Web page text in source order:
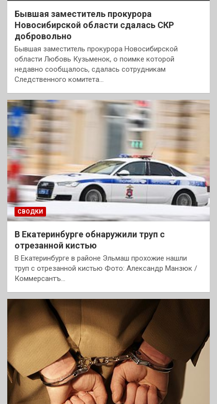
Бывшая заместитель прокурора
Новосибирской области сдалась СКР
добровольно
Бывшая заместитель прокурора Новосибирской
области Любовь Кузьменок, о поимке которой
недавно сообщалось, сдалась сотрудникам
Следственного комитета…
СВОДКИ
В Екатеринбурге обнаружили труп с
отрезанной кистью
В Екатеринбурге в районе Эльмаш прохожие нашли
труп с отрезанной кистью Фото: Александр Манзюк /
Коммерсантъ…